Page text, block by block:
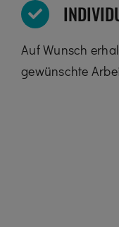
Auf Wunsch
gewünschte